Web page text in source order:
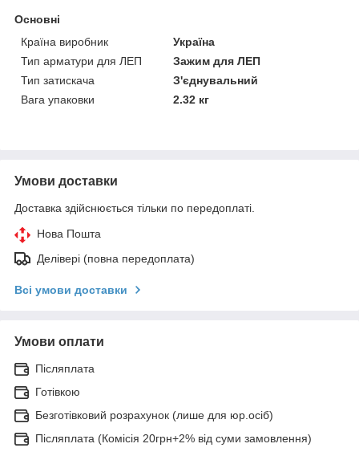
Основні
Країна виробник
Україна
Тип арматури для ЛЕП
Зажим для ЛЕП
Тип затискача
З'єднувальний
Вага упаковки
2.32 кг
Умови доставки
Доставка здійснюється тільки по передоплаті.
Нова Пошта
Делівері (повна передоплата)
Всі умови доставки
Умови оплати
Післяплата
Готівкою
Безготівковий розрахунок (лише для юр.осіб)
Післяплата (Комісія 20грн+2% від суми замовлення)